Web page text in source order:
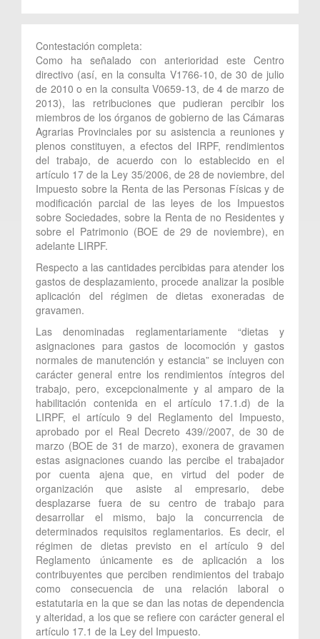
Contestación completa:
Como ha señalado con anterioridad este Centro
directivo (así, en la consulta V1766-10, de 30 de julio
de 2010 o en la consulta V0659-13, de 4 de marzo de
2013), las retribuciones que pudieran percibir los
miembros de los órganos de gobierno de las Cámaras
Agrarias Provinciales por su asistencia a reuniones y
plenos constituyen, a efectos del IRPF, rendimientos
del trabajo, de acuerdo con lo establecido en el
artículo 17 de la Ley 35/2006, de 28 de noviembre, del
Impuesto sobre la Renta de las Personas Físicas y de
modificación parcial de las leyes de los Impuestos
sobre Sociedades, sobre la Renta de no Residentes y
sobre el Patrimonio (BOE de 29 de noviembre), en
adelante LIRPF.
Respecto a las cantidades percibidas para atender los
gastos de desplazamiento, procede analizar la posible
aplicación del régimen de dietas exoneradas de
gravamen.
Las denominadas reglamentariamente “dietas y
asignaciones para gastos de locomoción y gastos
normales de manutención y estancia” se incluyen con
carácter general entre los rendimientos íntegros del
trabajo, pero, excepcionalmente y al amparo de la
habilitación contenida en el artículo 17.1.d) de la
LIRPF, el artículo 9 del Reglamento del Impuesto,
aprobado por el Real Decreto 439//2007, de 30 de
marzo (BOE de 31 de marzo), exonera de gravamen
estas asignaciones cuando las percibe el trabajador
por cuenta ajena que, en virtud del poder de
organización que asiste al empresario, debe
desplazarse fuera de su centro de trabajo para
desarrollar el mismo, bajo la concurrencia de
determinados requisitos reglamentarios. Es decir, el
régimen de dietas previsto en el artículo 9 del
Reglamento únicamente es de aplicación a los
contribuyentes que perciben rendimientos del trabajo
como consecuencia de una relación laboral o
estatutaria en la que se dan las notas de dependencia
y alteridad, a los que se refiere con carácter general el
artículo 17.1 de la Ley del Impuesto.